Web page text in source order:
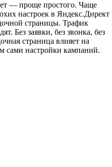
— проще простого. Чаще
настроек в Яндекс.Директ
страницы. Трафик
Без заявки, без звонка, без
страница влияет на
сами настройки кампаний.